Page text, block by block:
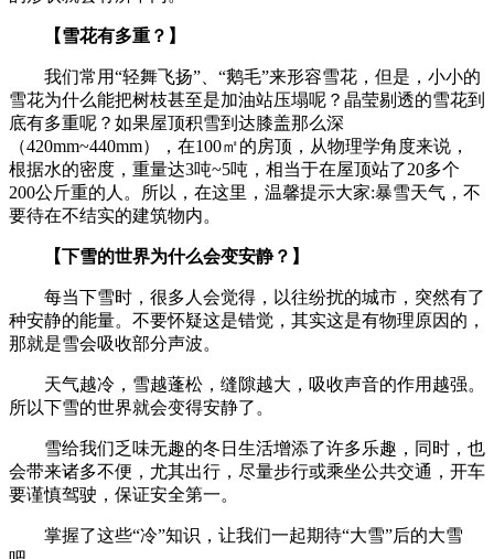
【雪花有多重？】
我们常用“轻舞飞扬”、“鹅毛”来形容雪花，但是，小小的
雪花为什么能把树枝甚至是加油站压塌呢？晶莹剔透的雪花到
底有多重呢？如果屋顶积雪到达膝盖那么深
（420mm~440mm），在100㎡的房顶，从物理学角度来说，
根据水的密度，重量达3吨~5吨，相当于在屋顶站了20多个
200公斤重的人。所以，在这里，温馨提示大家:暴雪天气，不
要待在不结实的建筑物内。
【下雪的世界为什么会变安静？】
每当下雪时，很多人会觉得，以往纷扰的城市，突然有了
种安静的能量。不要怀疑这是错觉，其实这是有物理原因的，
那就是雪会吸收部分声波。
天气越冷，雪越蓬松，缝隙越大，吸收声音的作用越强。
所以下雪的世界就会变得安静了。
雪给我们乏味无趣的冬日生活增添了许多乐趣，同时，也
会带来诸多不便，尤其出行，尽量步行或乘坐公共交通，开车
要谨慎驾驶，保证安全第一。
掌握了这些“冷”知识，让我们一起期待“大雪”后的大雪